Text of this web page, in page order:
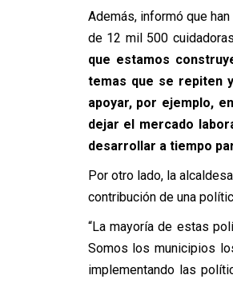
Además, informó que
de 12 mil 500
que estamos
temas que se repiten
apoyar, por ejemplo,
dejar el mercado
desarrollar a tiempo
Por otro lado, la
contribución de una
“La mayoría de estas
Somos los municipios
implementando las